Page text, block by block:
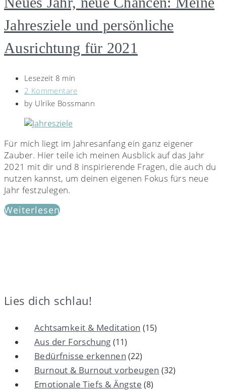
Jahresziele und persönliche
Ausrichtung für 2021
Lesezeit 8 min
2 Kommentare
by Ulrike Bossmann
Für mich liegt im Jahresanfang ein ganz eigener
Zauber. Hier teile ich meinen Ausblick auf das Jahr
2021 mit dir und 8 inspirierende Fragen, die auch du
nutzen kannst, um deinen eigenen Fokus fürs neue
Jahr festzulegen.
Weiterlesen
Lies dich schlau!
Achtsamkeit & Meditation (15)
Aus der Forschung (11)
Bedürfnisse erkennen (22)
Burnout & Burnout vorbeugen (32)
Emotionale Tiefs & Ängste (8)